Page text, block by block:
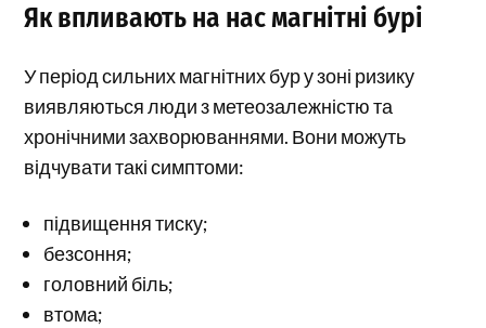
Як впливають на нас магнітні бурі
У період сильних магнітних бур у зоні ризику
виявляються люди з метеозалежністю та
хронічними захворюваннями. Вони можуть
відчувати такі симптоми:
підвищення тиску;
безсоння;
головний біль;
втома;